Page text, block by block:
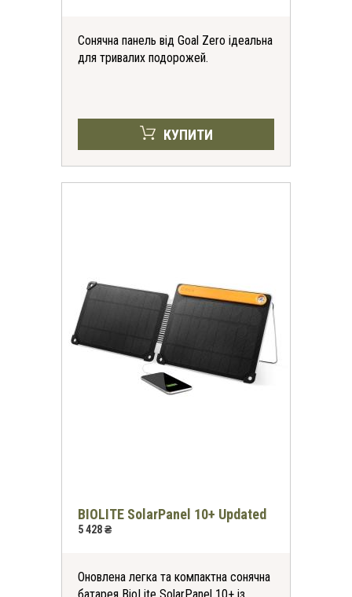
Сонячна панель від Goal Zero ідеальна
для тривалих подорожей.
КУПИТИ
BIOLITE SolarPanel 10+ Updated
5 428 ₴
Оновлена ​​легка та компактна сонячна